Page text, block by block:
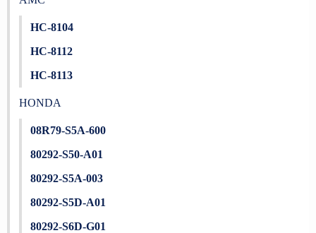
HC-8104
HC-8112
HC-8113
HONDA
08R79-S5A-600
80292-S50-A01
80292-S5A-003
80292-S5D-A01
80292-S6D-G01